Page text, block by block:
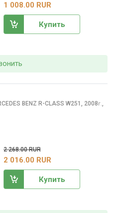
1 008.00 RUR
Купить
BENZ R-CLASS W251, 2008г.,
2 268.00 RUR
2 016.00 RUR
Купить